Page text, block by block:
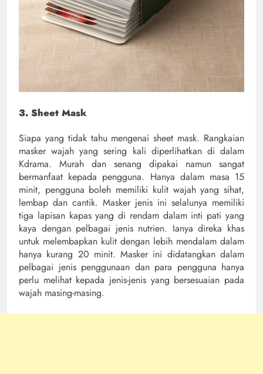
3. Sheet Mask
Siapa yang tidak tahu mengenai sheet mask. Rangkaian
masker wajah yang sering kali diperlihatkan di dalam
Kdrama. Murah dan senang dipakai namun sangat
bermanfaat kepada pengguna. Hanya dalam masa 15
minit, pengguna boleh memiliki kulit wajah yang sihat,
lembap dan cantik. Masker jenis ini selalunya memiliki
tiga lapisan kapas yang di rendam dalam inti pati yang
kaya dengan pelbagai jenis nutrien. Ianya direka khas
untuk melembapkan kulit dengan lebih mendalam dalam
hanya kurang 20 minit. Masker ini didatangkan dalam
pelbagai jenis penggunaan dan para pengguna hanya
perlu melihat kepada jenis-jenis yang bersesuaian pada
wajah masing-masing.